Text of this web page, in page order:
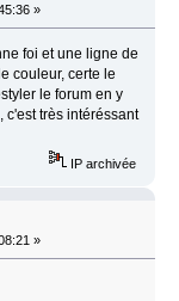
»
foi et une ligne de
couleur, certe le
le forum en y
c'est très intéréssant
IP archivée
»